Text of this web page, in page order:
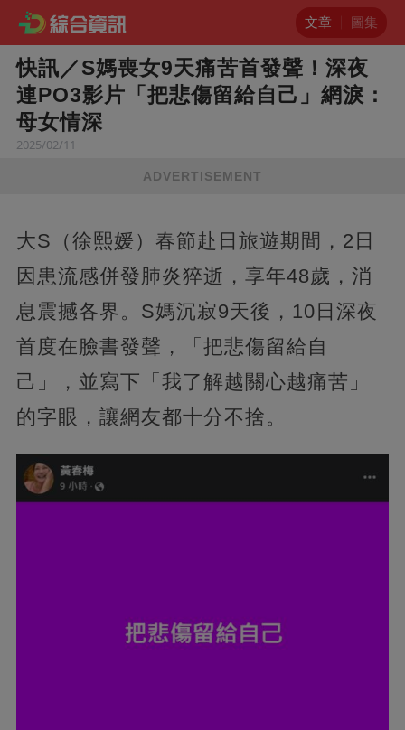
文章 圖集
快訊／S媽喪女9天痛苦首發聲！深夜
連PO3影片「把悲傷留給自己」網淚：
母女情深
2025/02/11
ADVERTISEMENT
大S（徐熙媛）春節赴日旅遊期間，2日
因患流感併發肺炎猝逝，享年48歲，消
息震撼各界。S媽沉寂9天後，10日深夜
首度在臉書發聲，「把悲傷留給自
己」，並寫下「我了解越關心越痛苦」
的字眼，讓網友都十分不捨。